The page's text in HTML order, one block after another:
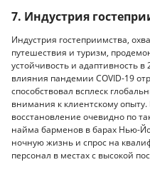
7. Индустрия
Индустрия гостеприимства,
путешествия и туризм,
устойчивость и адаптивность в
влияния пандемии COVID-19
способствовал всплеск
внимания к клиентскому
восстановление очевидно по
найма барменов в барах Нью-
ночную жизнь и спрос на
персонал в местах с высокой